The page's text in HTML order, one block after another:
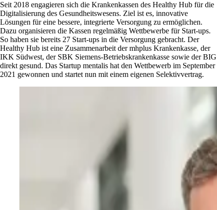
Seit 2018 engagieren sich die Krankenkassen des Healthy Hub für die
Digitalisierung des Gesundheitswesens. Ziel ist es, innovative
Lösungen für eine bessere, integrierte Versorgung zu ermöglichen.
Dazu organisieren die Kassen regelmäßig Wettbewerbe für Start-ups.
So haben sie bereits 27 Start-ups in die Versorgung gebracht. Der
Healthy Hub ist eine Zusammenarbeit der mhplus Krankenkasse, der
IKK Südwest, der SBK Siemens-Betriebskrankenkasse sowie der BIG
direkt gesund. Das Startup mentalis hat den Wettbewerb im September
2021 gewonnen und startet nun mit einem eigenen Selektivvertrag.